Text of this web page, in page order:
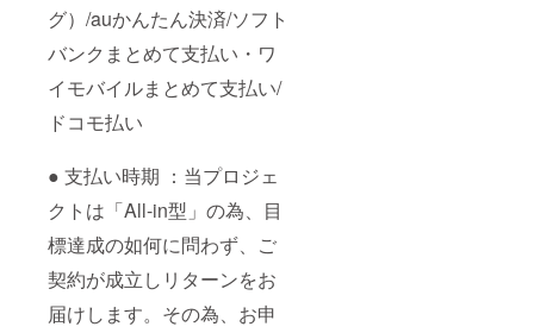
グ）/auかんたん決済/ソフト
バンクまとめて支払い・ワ
イモバイルまとめて支払い/
ドコモ払い
● 支払い時期 ：当プロジェ
クトは「All-in型」の為、目
標達成の如何に問わず、ご
契約が成立しリターンをお
届けします。その為、お申